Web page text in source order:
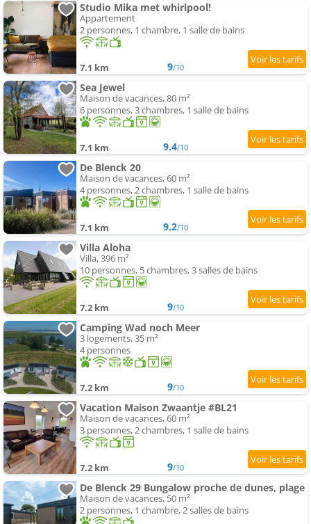
Studio Mika met whirlpool!
Appartement
2 personnes, 1 chambre, 1 salle de bains
7.1 km 9/10
Sea Jewel
Maison de vacances, 80 m²
6 personnes, 3 chambres, 1 salle de bains
7.1 km 9.4/10
De Blenck 20
Maison de vacances, 60 m²
4 personnes, 2 chambres, 1 salle de bains
7.1 km 9.2/10
Villa Aloha
Villa, 396 m²
10 personnes, 5 chambres, 3 salles de bains
7.2 km 9/10
Camping Wad noch Meer
3 logements, 35 m²
4 personnes
7.2 km 9/10
Vacation Maison Zwaantje #BL21
Maison de vacances, 60 m²
3 personnes, 2 chambres, 1 salle de bains
7.2 km 9/10
De Blenck 29 Bungalow proche de dunes, plage
Maison de vacances, 50 m²
2 personnes, 1 chambre, 2 salles de bains